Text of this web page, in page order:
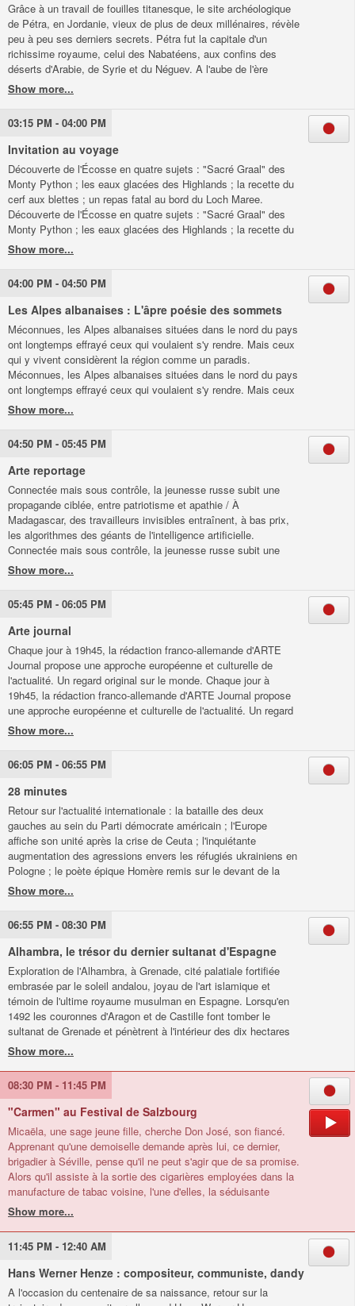
Grâce à un travail de fouilles titanesque, le site archéologique
de Pétra, en Jordanie, vieux de plus de deux millénaires, révèle
peu à peu ses derniers secrets. Pétra fut la capitale d'un
richissime royaume, celui des Nabatéens, aux confins des
déserts d'Arabie, de Syrie et du Néguev. A l'aube de l'ère
chrétienne, elle fut pourtant absorbée par l'Empire romain,
avant d'être livrée aux pillages des Bédouins et de disparaître
de l'explorateur suisse Johann Ludwig Burckhardt pour
redécouvrir le site. Depuis le milieu des années 90, grâce à
d'ambitieuses campagnes de fouilles, son histoire émerge
lentement des sables et de la roche. Les datations des
archéologues permettent notamment de découvrir les
transformations de son centre-ville sur plusieurs siècles, des
campements nomades à la construction d'une cité
sophistiquée.
03:15 PM - 04:00 PM
Invitation au voyage
Découverte de l'Écosse en quatre sujets : "Sacré Graal" des
Monty Python ; les eaux glacées des Highlands ; la recette du
cerf aux blettes ; un repas fatal au bord du Loch Maree.
Découverte de l'Écosse en quatre sujets : "Sacré Graal" des
Monty Python ; les eaux glacées des Highlands ; la recette du
cerf aux blettes ; un repas fatal au bord du Loch Maree.
04:00 PM - 04:50 PM
Les Alpes albanaises : L'âpre poésie des sommets
Méconnues, les Alpes albanaises situées dans le nord du pays
ont longtemps effrayé ceux qui voulaient s'y rendre. Mais ceux
qui y vivent considèrent la région comme un paradis.
Méconnues, les Alpes albanaises situées dans le nord du pays
ont longtemps effrayé ceux qui voulaient s'y rendre. Mais ceux
qui y vivent considèrent la région comme un paradis.
04:50 PM - 05:45 PM
Arte reportage
Connectée mais sous contrôle, la jeunesse russe subit une
propagande ciblée, entre patriotisme et apathie / À
Madagascar, des travailleurs invisibles entraînent, à bas prix,
les algorithmes des géants de l'intelligence artificielle.
Connectée mais sous contrôle, la jeunesse russe subit une
propagande ciblée, entre patriotisme et apathie / À
Madagascar, des travailleurs invisibles entraînent, à bas prix,
05:45 PM - 06:05 PM
Arte journal
Chaque jour à 19h45, la rédaction franco-allemande d'ARTE
Journal propose une approche européenne et culturelle de
l'actualité. Un regard original sur le monde. Chaque jour à
19h45, la rédaction franco-allemande d'ARTE Journal propose
une approche européenne et culturelle de l'actualité. Un regard
original sur le monde.
06:05 PM - 06:55 PM
28 minutes
Retour sur l'actualité internationale : la bataille des deux
gauches au sein du Parti démocrate américain ; l'Europe
affiche son unité après la crise de Ceuta ; l'inquiétante
augmentation des agressions envers les réfugiés ukrainiens en
Pologne ; le poète épique Homère remis sur le devant de la
scène par le succès du film de Christopher Nolan. Retour sur
l'actualité internationale : la bataille des deux gauches au sein
la crise de Ceuta ; l'inquiétante augmentation des agressions
envers les réfugiés ukrainiens en Pologne ; le poète épique
Homère remis sur le devant de la scène par le succès du film
de Christopher Nolan.
06:55 PM - 08:30 PM
Alhambra, le trésor du dernier sultanat d'Espagne
Exploration de l'Alhambra, à Grenade, cité palatiale fortifiée
embrasée par le soleil andalou, joyau de l'art islamique et
témoin de l'ultime royaume musulman en Espagne. Lorsqu'en
1492 les couronnes d'Aragon et de Castille font tomber le
sultanat de Grenade et pénètrent à l'intérieur des dix hectares
cernés de muraille de sa forteresse, au sommet de la colline
qui domine la ville, les envahisseurs restent muets devant la
magnificence du lieu. C'est que l'Alhambra, dont les travaux ont
débuté en 1238, demeure la plus importante merveille
architecturale des sultans nasrides, la dernière dynastie
musulmane d'Espagne. Les murs des palais, recouverts de
calligraphie arabe, racontent par la voix des vizirs, les Premiers
ministres également poètes, huit siècles de splendeurs de l'art
islamique.
08:30 PM - 11:45 PM
"Carmen" au Festival de Salzbourg
Micaëla, une sage jeune fille, cherche Don José, son fiancé.
Apprenant qu'une demoiselle demande après lui, ce dernier,
brigadier à Séville, pense qu'il ne peut s'agir que de sa promise.
Alors qu'il assiste à la sortie des cigarières employées dans la
manufacture de tabac voisine, l'une d'elles, la séduisante
Carmen, le repère avant de disparaître en lui lançant la fleur
rouge piquée dans sa chevelure. Micaëla, une sage jeune fille,
cherche Don José, son fiancé. Apprenant qu'une demoiselle
demande après lui, ce dernier, brigadier à Séville, pense qu'il ne
peut s'agir que de sa promise. Alors qu'il assiste à la sortie des
cigarières employées dans la manufacture de tabac voisine,
celles-ci se moquent des serments sans lendemain de leurs
11:45 PM - 12:40 AM
Hans Werner Henze : compositeur, communiste, dandy
A l'occasion du centenaire de sa naissance, retour sur la